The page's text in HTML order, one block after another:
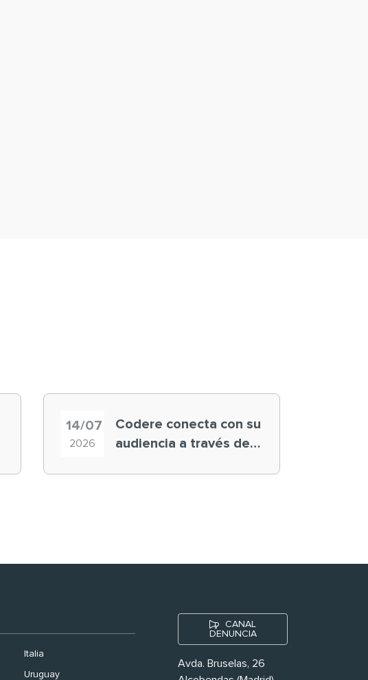
14/07
2026
Codere conecta con su
audiencia a través de
Italia
Uruguay
CANAL
DENUNCIA
Avda. Bruselas, 26